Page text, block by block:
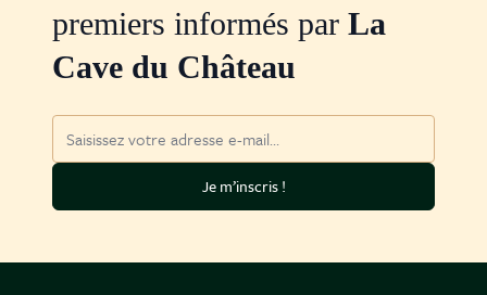
premiers informés par La
Cave du Château
Je m’inscris !